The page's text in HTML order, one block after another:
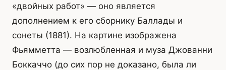
«двойных работ» — оно является
дополнением к его сборнику Баллады и
сонеты (1881). На картине изображена
Фьямметта — возлюбленная и муза Джованни
Боккаччо (до сих пор не доказано, была ли